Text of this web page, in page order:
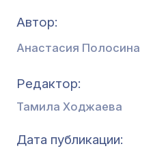
Автор:
Анастасия Полосина
Редактор
Тамила Ходжаева
Дата публикации